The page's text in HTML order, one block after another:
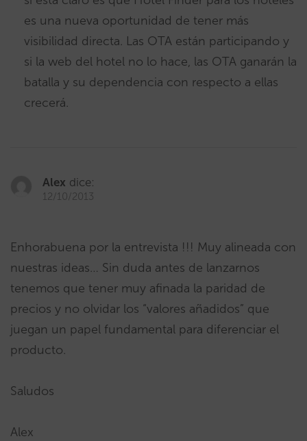
es una nueva oportunidad de tener más
visibilidad directa. Las OTA están participando y
si la web del hotel no lo hace, las OTA ganarán la
batalla y su dependencia con respecto a ellas
crecerá.
Alex dice:
12/10/2013
Enhorabuena por la entrevista !!! Muy alineada con
nuestras ideas… Sin duda antes de lanzarnos
tenemos que tener muy afinada la paridad de
precios y no olvidar los “valores añadidos” que
juegan un papel fundamental para diferenciar el
producto.
Saludos
Alex